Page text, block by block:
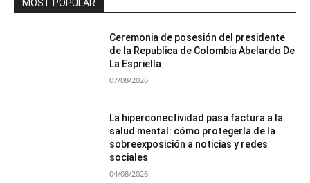
MOST POPULAR
Ceremonia de posesión del presidente
de la Republica de Colombia Abelardo De
La Espriella
07/08/2026
La hiperconectividad pasa factura a la
salud mental: cómo protegerla de la
sobreexposición a noticias y redes
sociales
04/08/2026